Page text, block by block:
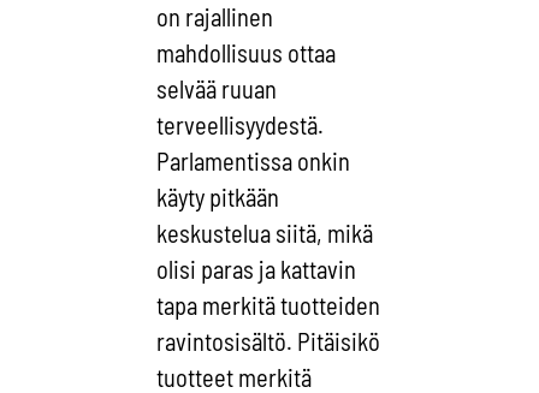
on rajallinen
mahdollisuus ottaa
selvää ruuan
terveellisyydestä.
Parlamentissa onkin
käyty pitkään
keskustelua siitä, mikä
olisi paras ja kattavin
tapa merkitä tuotteiden
ravintosisältö. Pitäisikö
tuotteet merkitä